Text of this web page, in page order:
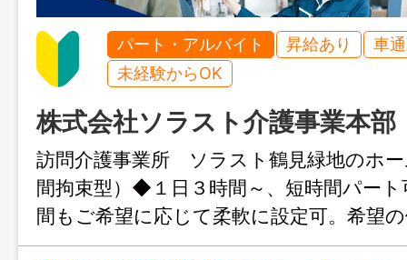
パート・アルバイト 昇給あり
車
未経験からOK
株式会社ソラスト介護事業本部
訪問介護事業所 ソラスト鶴見緑地のホ
間拘束型）◆１日３時間～、短時間パート
間もご希望に応じて柔軟に設定可。希望
ださい。◆未経験ＯＫ！ ◆訪問サービス